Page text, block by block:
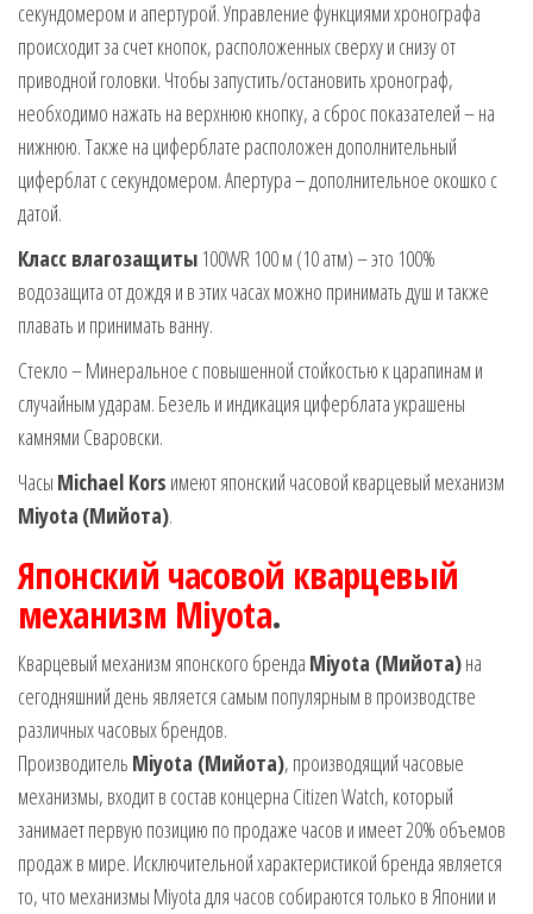
секундомером и апертурой. Управление функциями хронографа
происходит за счет кнопок, расположенных сверху и снизу от
приводной головки. Чтобы запустить/остановить хронограф,
необходимо нажать на верхнюю кнопку, а сброс показателей – на
нижнюю. Также на циферблате расположен дополнительный
циферблат с секундомером. Апертура – дополнительное окошко с
датой.
Класс влагозащиты 100WR 100 м (10 атм) – это 100%
водозащита от дождя и в этих часах можно принимать душ и также
плавать и принимать ванну.
Стекло – Минеральное с повышенной стойкостью к царапинам и
случайным ударам. Безель и индикация циферблата украшены
камнями Сваровски.
Часы Michael Kors имеют японский часовой кварцевый механизм
Miyota (Мийота).
Японский часовой кварцевый
механизм Miyota.
Кварцевый механизм японского бренда Miyota (Мийота)на
сегодняшний день является самым популярным в производстве
различных часовых брендов.
Производитель Miyota (Мийота), производящий часовые
механизмы, входит в состав концерна Citizen Watch, который
занимает первую позицию по продаже часов и имеет 20% объемов
продаж в мире. Исключительной характеристикой бренда является
то, что механизмы Miyota для часов собираются только в Японии и